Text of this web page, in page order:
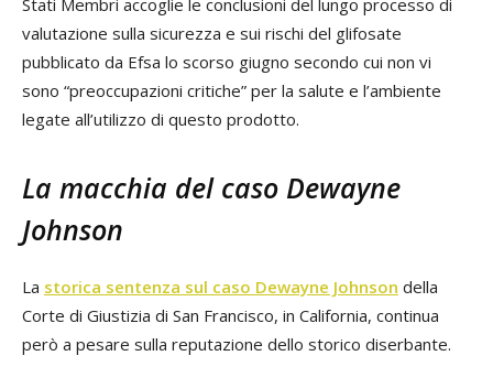
Stati Membri accoglie le conclusioni del lungo processo di
valutazione sulla sicurezza e sui rischi del glifosate
pubblicato da Efsa lo scorso giugno secondo cui non vi
sono “preoccupazioni critiche” per la salute e l’ambiente
legate all’utilizzo di questo prodotto.
La macchia del caso Dewayne
Johnson
La storica sentenza sul caso Dewayne Johnson della
Corte di Giustizia di San Francisco, in California, continua
però a pesare sulla reputazione dello storico diserbante.